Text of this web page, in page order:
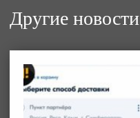
Другие новости